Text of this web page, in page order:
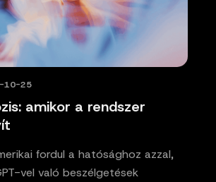
amikor a rendszer
10-25
fordul a hatósághoz azzal,
vel való beszélgetések